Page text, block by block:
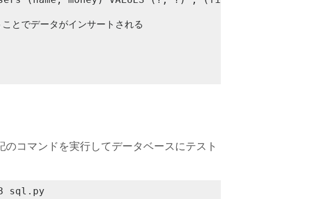
とでデータがインサートされる
コマンドを実行してデータベースにテスト
sql.py